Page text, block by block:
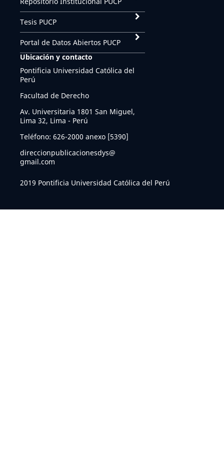
Tesis PUCP
Portal de Datos Abiertos PUCP
Ubicación y contacto
Pontificia Universidad Católica del
Perú
Facultad de Derecho
Av. Universitaria 1801 San Miguel,
Lima 32, Lima - Perú
Teléfono: 626-2000 anexo [5390]
direccionpublicacionesdys@
gmail.com
2019 Pontificia Universidad Católica del Perú